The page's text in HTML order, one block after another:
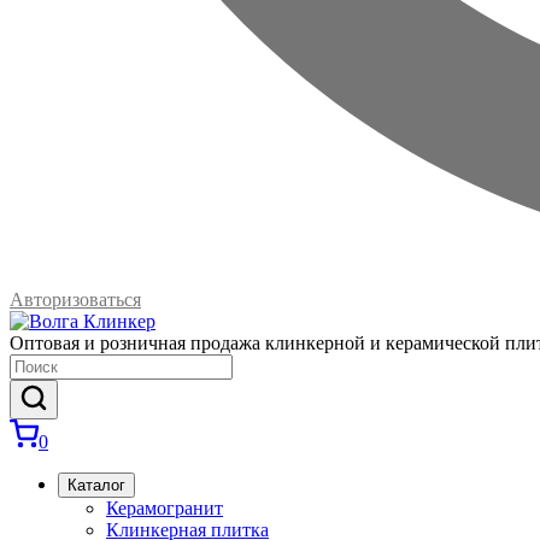
Авторизоваться
Оптовая и розничная продажа клинкерной и керамической
0
Каталог
Керамогранит
Клинкерная плитка